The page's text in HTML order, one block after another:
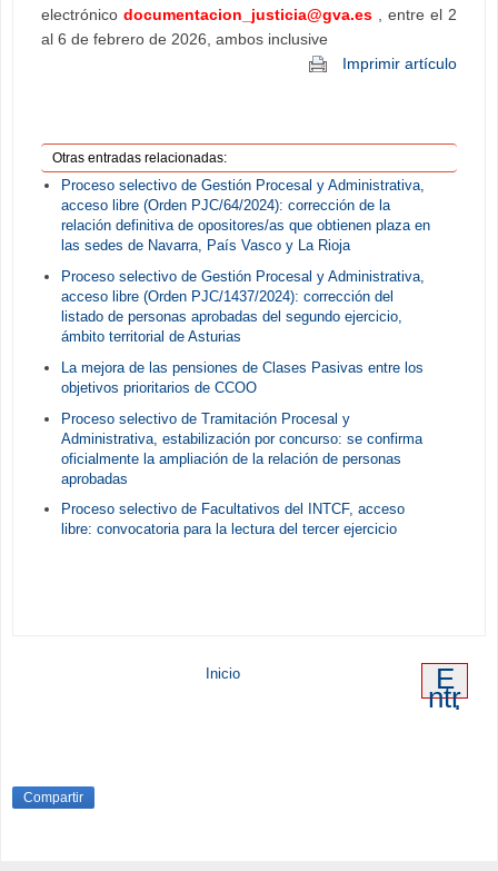
electrónico documentacion_justicia@gva.es , entre el 2
al 6 de febrero de 2026, ambos inclusive
Imprimir artículo
Otras entradas relacionadas:
Proceso selectivo de Gestión Procesal y Administrativa,
acceso libre (Orden PJC/64/2024): corrección de la
relación definitiva de opositores/as que obtienen plaza en
las sedes de Navarra, País Vasco y La Rioja
Proceso selectivo de Gestión Procesal y Administrativa,
acceso libre (Orden PJC/1437/2024): corrección del
listado de personas aprobadas del segundo ejercicio,
ámbito territorial de Asturias
La mejora de las pensiones de Clases Pasivas entre los
objetivos prioritarios de CCOO
Proceso selectivo de Tramitación Procesal y
Administrativa, estabilización por concurso: se confirma
oficialmente la ampliación de la relación de personas
aprobadas
Proceso selectivo de Facultativos del INTCF, acceso
libre: convocatoria para la lectura del tercer ejercicio
E
ntr
ad
Inicio
Compartir